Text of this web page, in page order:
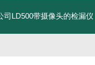
司LD500带摄像头的检漏仪